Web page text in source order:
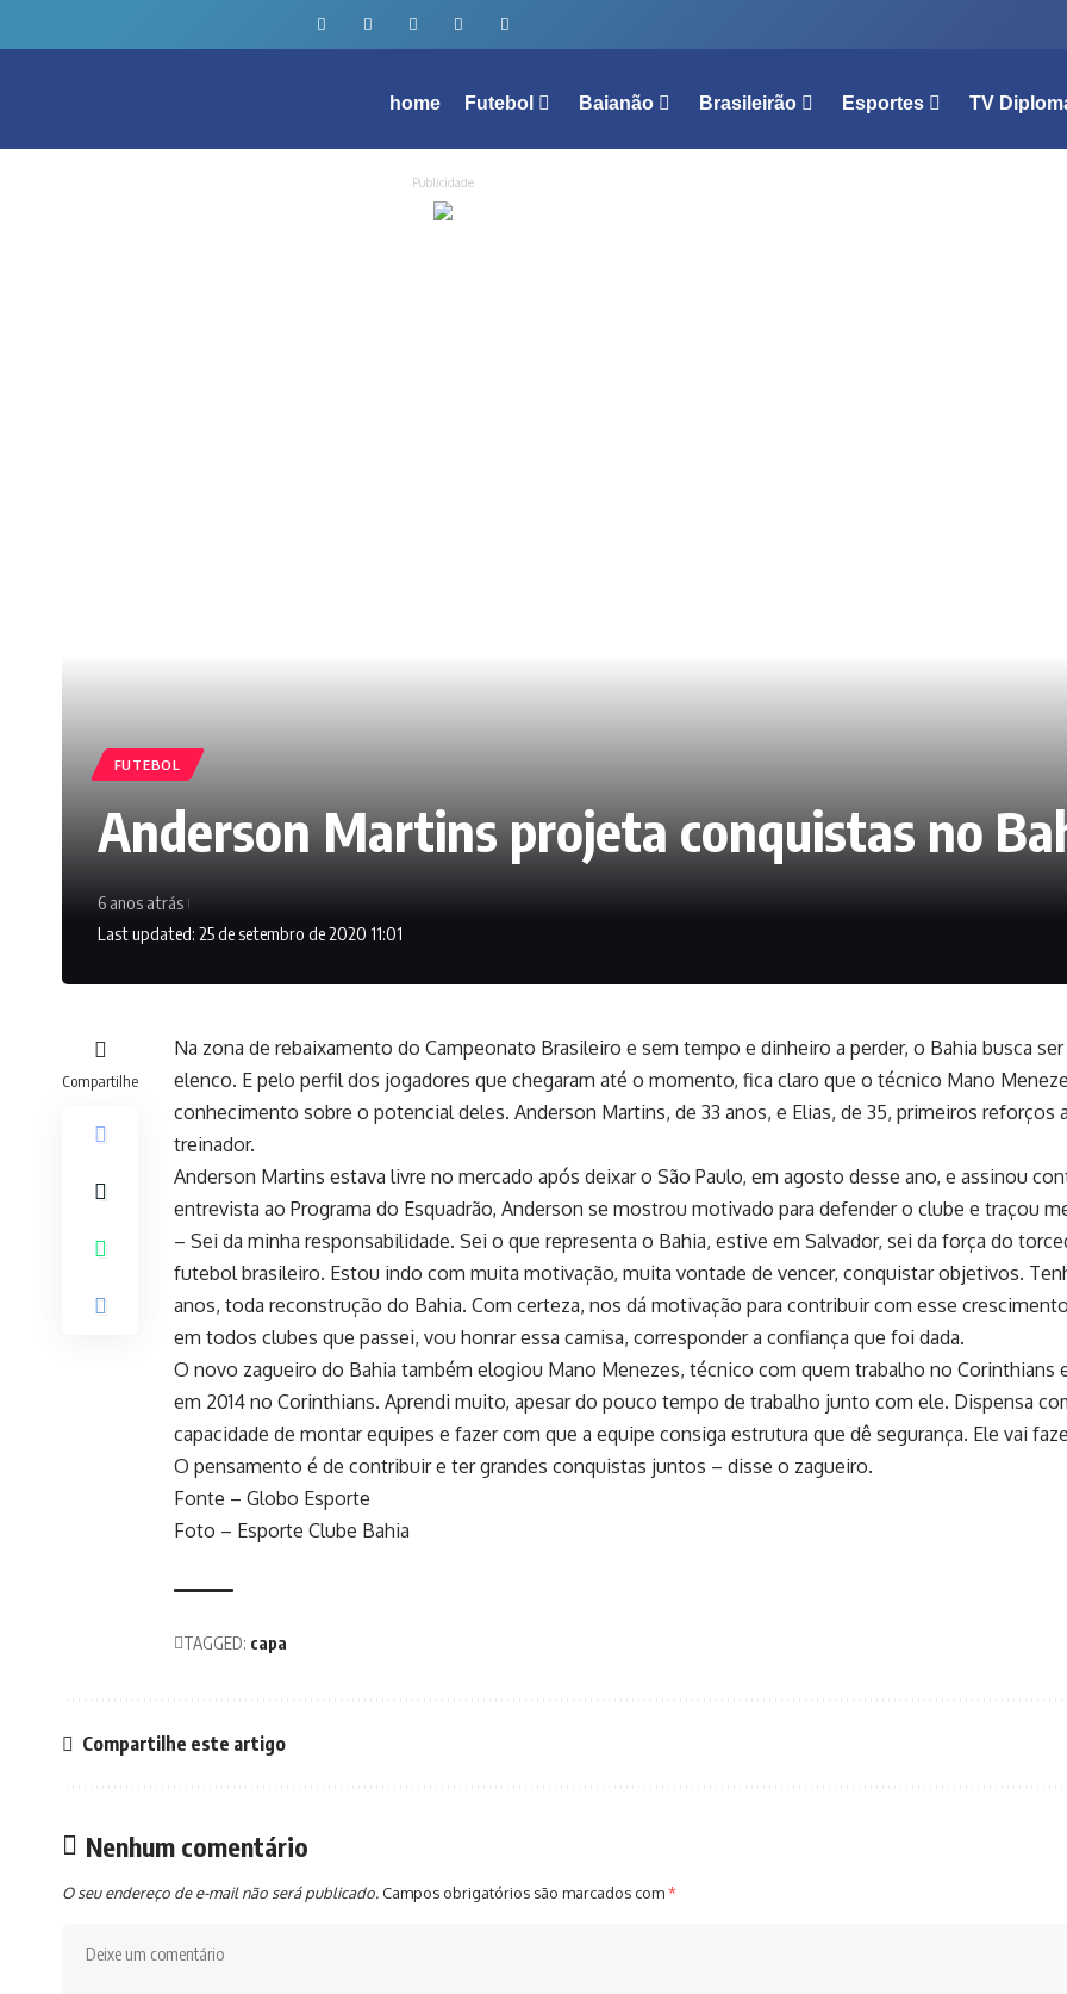
home Futebol Baianão Brasileirão Esportes TV
Publicidade
FUTEBOL
Anderson Martins projeta conquistas no
Last updated: 25 de setembro de 2020 11:01
6 anos atrás
Compartilhe
Na zona de rebaixamento do Campeonato Brasileiro e sem tempo e dinheiro a perder, o Bahia busca
elenco. E pelo perfil dos jogadores que chegaram até o momento, fica claro que o técnico Mano
conhecimento sobre o potencial deles. Anderson Martins, de 33 anos, e Elias, de 35, primeiros reforços
treinador.
Anderson Martins estava livre no mercado após deixar o São Paulo, em agosto desse ano, e assinou
entrevista ao Programa do Esquadrão, Anderson se mostrou motivado para defender o clube e traçou
– Sei da minha responsabilidade. Sei o que representa o Bahia, estive em Salvador, sei da força do
futebol brasileiro. Estou indo com muita motivação, muita vontade de vencer, conquistar objetivos.
anos, toda reconstrução do Bahia. Com certeza, nos dá motivação para contribuir com esse
em todos clubes que passei, vou honrar essa camisa, corresponder a confiança que foi dada.
O novo zagueiro do Bahia também elogiou Mano Menezes, técnico com quem trabalho no Corinthians
em 2014 no Corinthians. Aprendi muito, apesar do pouco tempo de trabalho junto com ele. Dispensa
capacidade de montar equipes e fazer com que a equipe consiga estrutura que dê segurança. Ele vai
O pensamento é de contribuir e ter grandes conquistas juntos – disse o zagueiro.
Fonte – Globo Esporte
Foto – Esporte Clube Bahia
TAGGED: capa
Compartilhe este artigo
Nenhum comentário
O seu endereço de e-mail não será publicado. Campos obrigatórios são marcados com*